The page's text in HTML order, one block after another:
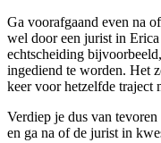
Ga voorafgaand even na
wel door een jurist in
echtscheiding
ingediend te worden. Het
keer voor hetzelfde traject
Verdiep je dus van
en ga na of de jurist in